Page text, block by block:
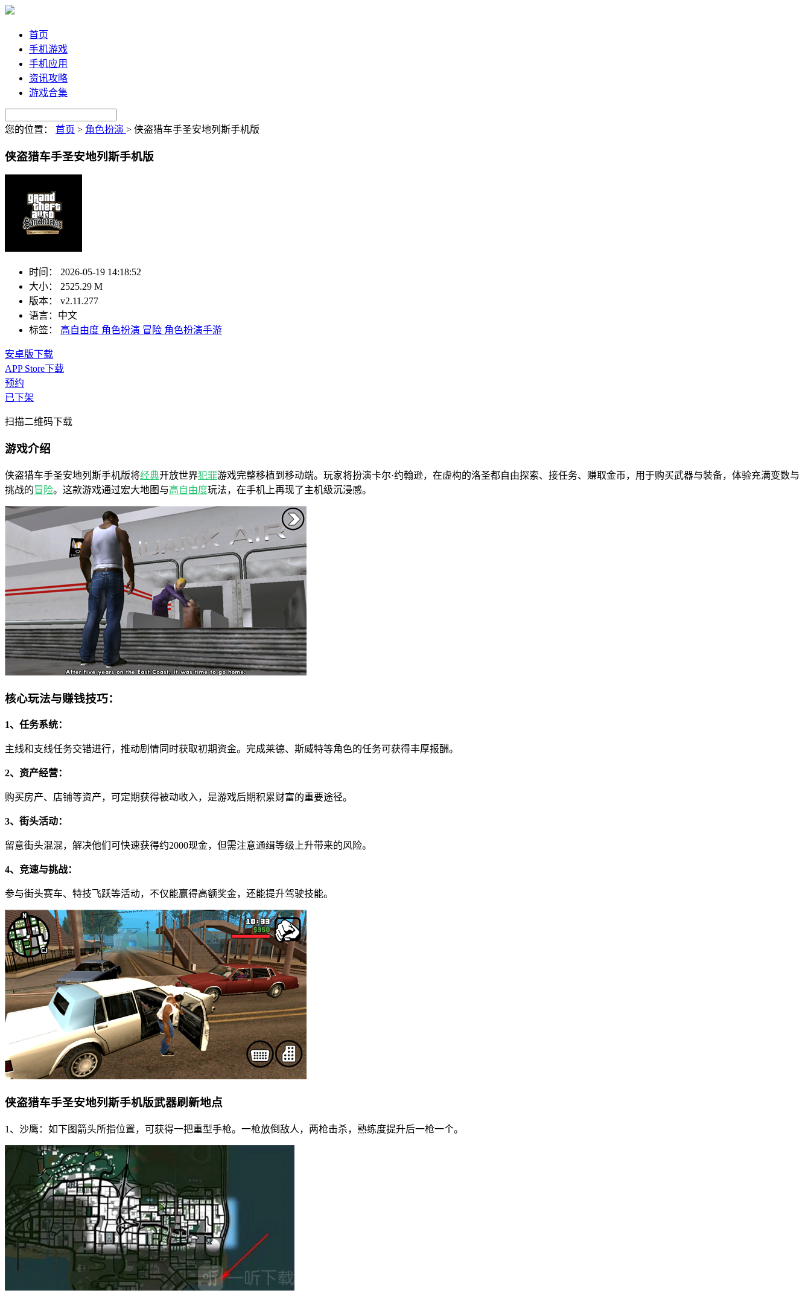
首页
手机游戏
手机应用
资讯攻略
游戏合集
您的位置： 首页 > 角色扮演 > 侠盗猎车手圣安地列斯手机版
侠盗猎车手圣安地列斯手机版
时间：
2026-05-19 14:18:52
大小：
2525.29 M
版本：
v2.11.277
语言： 中文
标签：
高自由度 角色扮演 冒险 角色扮演手游
安卓版下载
APP Store下载
预约
已下架
扫描二维码下载
游戏介绍
侠盗猎车手圣安地列斯手机版将经典开放世界犯罪游戏完整移植到移动端。玩家将扮演卡尔·约翰逊，在虚构的洛圣都自由探索、接任务、赚取金币，用于购买武器与装备，体验充满变数与
挑战的冒险。这款游戏通过宏大地图与高自由度玩法，在手机上再现了主机级沉浸感。
核心玩法与赚钱技巧：
1、任务系统：
主线和支线任务交错进行，推动剧情同时获取初期资金。完成莱德、斯威特等角色的任务可获得丰厚报酬。
2、资产经营：
购买房产、店铺等资产，可定期获得被动收入，是游戏后期积累财富的重要途径。
3、街头活动：
留意街头混混，解决他们可快速获得约2000现金，但需注意通缉等级上升带来的风险。
4、竞速与挑战：
参与街头赛车、特技飞跃等活动，不仅能赢得高额奖金，还能提升驾驶技能。
侠盗猎车手圣安地列斯手机版武器刷新地点
1、沙鹰：如下图箭头所指位置，可获得一把重型手枪。一枪放倒敌人，两枪击杀，熟练度提升后一枪一个。